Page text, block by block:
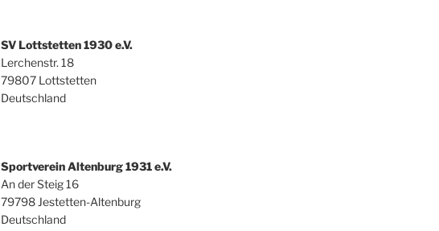
SV Lottstetten 1930 e.V.
Lerchenstr. 18
79807 Lottstetten
Deutschland
Sportverein Altenburg 1931 e.V.
An der Steig 16
79798 Jestetten-Altenburg
Deutschland